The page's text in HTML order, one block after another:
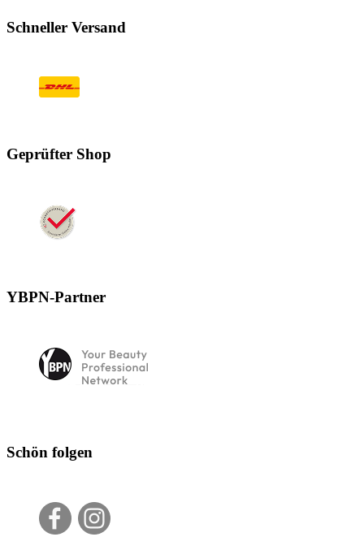
Schneller Versand
Geprüfter Shop
YBPN-Partner
Schön folgen